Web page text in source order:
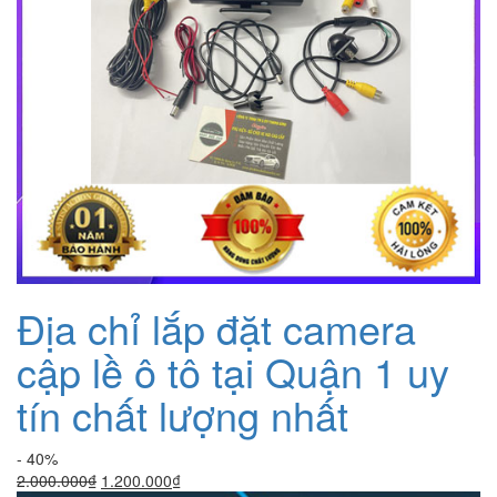
Địa chỉ lắp đặt camera
cập lề ô tô tại Quận 1 uy
tín chất lượng nhất
- 40%
2.000.000₫ Giá
1.200.000₫Giá